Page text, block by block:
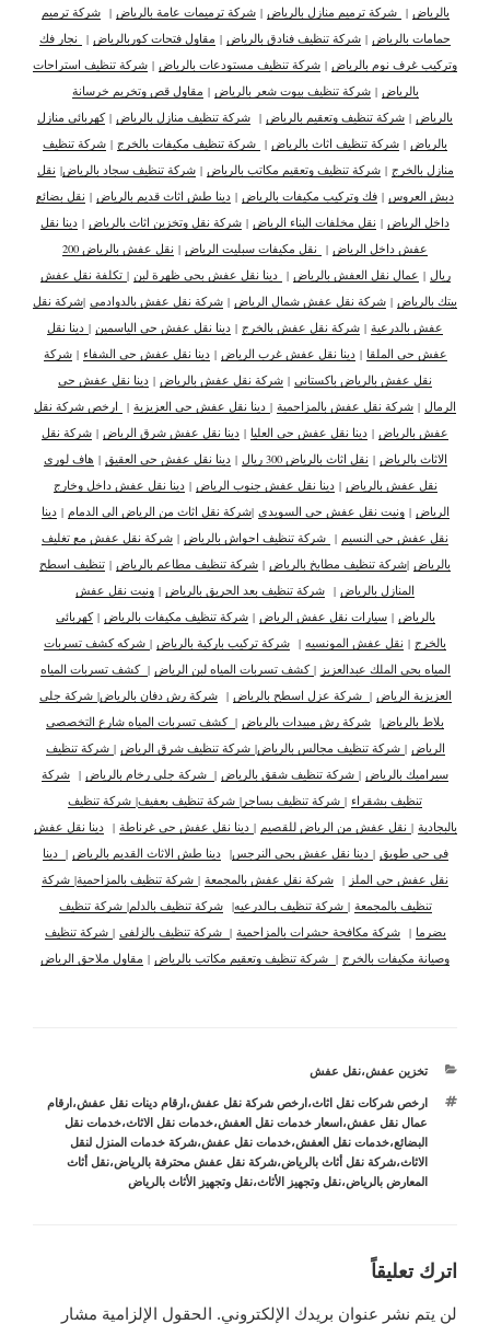
بالرياض | شركة ترميم منازل بالرياض |شركة ترميمات عامة بالرياض |شركة ترميم
حمامات بالرياض | شركة تنظيف فنادق بالرياض | مقاول فتحات كوربالرياض |
نجار فك
وتركيب غرف نوم بالرياض | شركة تنظيف مستودعات بالرياض | شركة تنظيف استراحات
بالرياض |شركة تنظيف بيوت شعر بالرياض | مقاول قص وتخريم خرسانة
بالرياض | شركة تنظيف وتعقيم بالرياض | شركة تنظيف منازل بالرياض |كهربائي منازل
بالرياض | شركة تنظيف اثاث بالرياض | شركة تنظيف مكيفات بالخرج | شركة تنظيف
منازل بالخرج |شركة تنظيف وتعقيم مكاتب بالرياض |شركة تنظيف سجاد بالرياض| نقل
دبش العروس | فك وتركيب مكيفات بالرياض | دينا طش اثاث قديم بالرياض | نقل بضائع
داخل الرياض | نقل مخلفات البناء الرياض | شركة نقل وتخزين اثاث بالرياض | دينا نقل
عفش داخل الرياض | نقل مكيفات سبليت الرياض |
نقل عفش بالرياض 200
ريال | عمال نقل العفش بالرياض | دينا نقل عفش بحي ظهرة لبن | تكلفة نقل عفش
بيتك بالرياض | شركة نقل عفش شمال الرياض | شركة نقل عفش بالدوادمي |شركة نقل
عفش بالدرعية | شركة نقل عفش بالخرج | دينا نقل عفش حي الياسمين | دينا نقل
عفش حي الملقا |دينا نقل عفش غرب الرياض |دينا نقل عفش حي الشفاء |شركة
نقل عفش بالرياض باكستاني | شركة نقل عفش بالرياض | دينا نقل عفش حي
الرمال | شركة نقل عفش بالمزاحمية | دينا نقل عفش حي العزيزية |
ارخص شركة نقل
عفش بالرياض | دينا نقل عفش حي العليا | دينا نقل عفش شرق الرياض | شركة نقل
الاثاث بالرياض | نقل اثاث بالرياض 300 ريال |دينا نقل عفش حي العقيق | هاف لوري
نقل عفش بالرياض |دينا نقل عفش جنوب الرياض |دينا نقل عفش داخل وخارج
الرياض |ونيت نقل عفش حي السويدي |شركة نقل اثاث من الرياض الى الدمام |دينا
نقل عفش حي النسيم | شركة تنظيف احواش بالرياض | شركة نقل عفش مع تغليف
بالرياض |شركة تنظيف مطابخ بالرياض | شركة تنظيف مطاعم بالرياض | تنظيف اسطح
المنازل بالرياض | شركة تنظيف بعد الحريق بالرياض | ونيت نقل عفش
بالرياض |سيارات نقل عفش الرياض |شركة تنظيف مكيفات بالرياض |كهربائي
بالخرج | نقل عفش المونسيه | شركة تركيب باركية بالرياض | شركه كشف تسربات
المياه بحي الملك عبدالعزيز | كشف تسربات المياه لبن الرياض | كشف تسربات المياه
العزيزية الرياض | شركة عزل اسطح بالرياض |شركة رش دفان بالرياض| شركة جلي
بلاط بالرياض| شركة رش مبيدات بالرياض | كشف تسربات المياه شارع التخصصي
الرياض | شركة تنظيف مجالس بالرياض| شركة تنظيف شرق الرياض | شركة تنظيف
سيراميك بالرياض | شركة تنظيف شقق بالرياض | شركة جلى رخام بالرياض | شركة
تنظيف بشقراء | شركة تنظيف بساجر | شركة تنظيف بعفيف| شركة تنظيف
بالبجادية | نقل عفش من الرياض للقصيم | دينا نقل عفش حي غرناطة |دينا نقل عفش
في حي طويق | دينا نقل عفش بحي النرجس|دينا طش الاثاث القديم بالرياض | دينا
نقل عفش حي الملز | شركة نقل عفش بالمجمعة | شركة تنظيف بالمزاحمية| شركة
تنظيف بالمجمعة | شركة تنظيف بـالدرعيه|شركة تنظيف بالدلم| شركة تنظيف
بضرما |شركة مكافحة حشرات بالمزاحمية | شركة تنظيف بالزلفي | شركة تنظيف
وصيانة مكيفات بالخرج | شركة تنظيف وتعقيم مكاتب بالرياض | مقاول ملاحق الرياض
التصنيفات
تخزين عفش،نقل عفش
الوسوم
ارخص شركات نقل اثاث،ارخص شركة نقل عفش،ارقام دينات نقل عفش،ارقام
عمال نقل عفش،اسعار خدمات نقل العفش،خدمات نقل الاثاث،خدمات نقل
البضائع،خدمات نقل العفش،خدمات نقل عفش،شركة خدمات المنزل لنقل
الاثاث،شركة نقل أثاث بالرياض،شركة نقل عفش محترفة بالرياض،نقل أثاث
المعارض بالرياض،نقل وتجهيز الأثاث،نقل وتجهيز الأثاث بالرياض
اترك تعليقاً
لن يتم نشر عنوان بريدك الإلكتروني. الحقول الإلزامية مشار